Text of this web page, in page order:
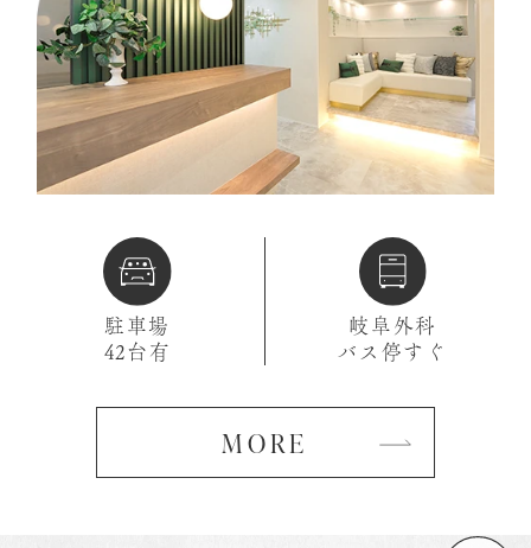
駐車場
42台有
岐阜外科
バス停すぐ
MORE